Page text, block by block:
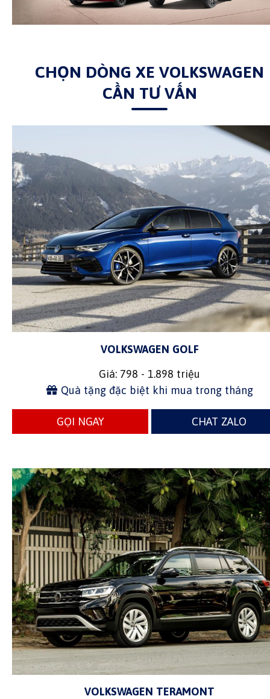
CHỌN DÒNG XE VOLKSWAGEN
CẦN TƯ VẤN
VOLKSWAGEN GOLF
Giá: 798 - 1.898 triệu
Quà tặng đặc biệt khi mua trong tháng
GỌI NGAY CHAT ZALO
VOLKSWAGEN TERAMONT